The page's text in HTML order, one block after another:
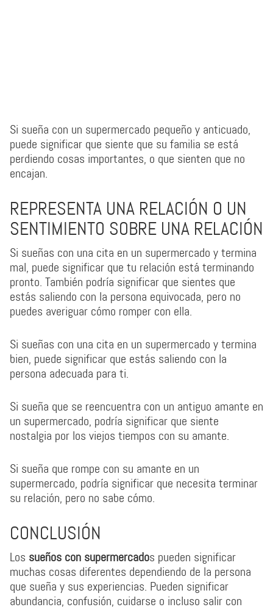
Si sueña con un supermercado pequeño y anticuado,
puede significar que siente que su familia se está
perdiendo cosas importantes, o que sienten que no
encajan.
REPRESENTA UNA RELACIÓN O UN
SENTIMIENTO SOBRE UNA RELACIÓN
Si sueñas con una cita en un supermercado y termina
mal, puede significar que tu relación está terminando
pronto. También podría significar que sientes que
estás saliendo con la persona equivocada, pero no
puedes averiguar cómo romper con ella.
Si sueñas con una cita en un supermercado y termina
bien, puede significar que estás saliendo con la
persona adecuada para ti.
Si sueña que se reencuentra con un antiguo amante en
un supermercado, podría significar que siente
nostalgia por los viejos tiempos con su amante.
Si sueña que rompe con su amante en un
supermercado, podría significar que necesita terminar
su relación, pero no sabe cómo.
CONCLUSIÓN
Los sueños con supermercados pueden significar
muchas cosas diferentes dependiendo de la persona
que sueña y sus experiencias. Pueden significar
abundancia, confusión, cuidarse o incluso salir con